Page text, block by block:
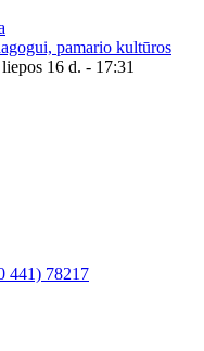
pamario kultūros
16 d. - 17:31
441) 78217